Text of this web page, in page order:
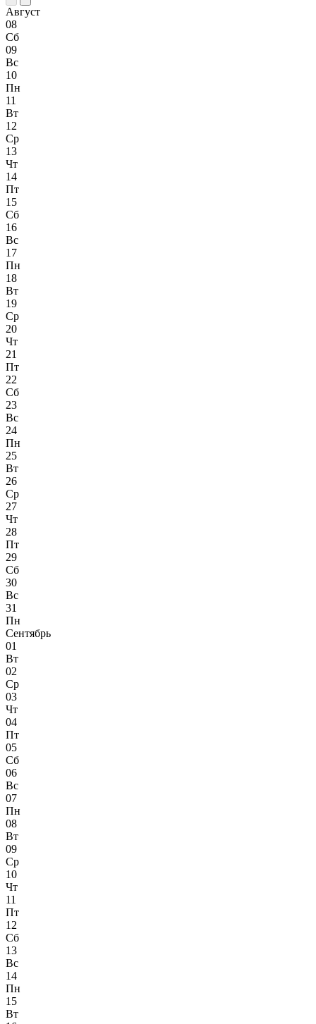
Август
08
Сб
09
Вс
10
Пн
11
Вт
12
Ср
13
Чт
14
Пт
15
Сб
16
Вс
17
Пн
18
Вт
19
Ср
20
Чт
21
Пт
22
Сб
23
Вс
24
Пн
25
Вт
26
Ср
27
Чт
28
Пт
29
Сб
30
Вс
31
Пн
Сентябрь
01
Вт
02
Ср
03
Чт
04
Пт
05
Сб
06
Вс
07
Пн
08
Вт
09
Ср
10
Чт
11
Пт
12
Сб
13
Вс
14
Пн
15
Вт